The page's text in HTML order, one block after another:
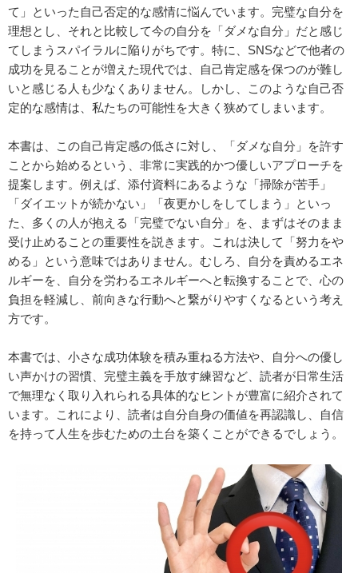
て」といった自己否定的な感情に悩んでいます。完璧な自分を
理想とし、それと比較して今の自分を「ダメな自分」だと感じ
てしまうスパイラルに陥りがちです。特に、SNSなどで他者の
成功を見ることが増えた現代では、自己肯定感を保つのが難し
いと感じる人も少なくありません。しかし、このような自己否
定的な感情は、私たちの可能性を大きく狭めてしまいます。
本書は、この自己肯定感の低さに対し、「ダメな自分」を許す
ことから始めるという、非常に実践的かつ優しいアプローチを
提案します。例えば、添付資料にあるような「掃除が苦手」
「ダイエットが続かない」「夜更かしをしてしまう」といっ
た、多くの人が抱える「完璧でない自分」を、まずはそのまま
受け止めることの重要性を説きます。これは決して「努力をや
める」という意味ではありません。むしろ、自分を責めるエネ
ルギーを、自分を労わるエネルギーへと転換することで、心の
負担を軽減し、前向きな行動へと繋がりやすくなるという考え
方です。
本書では、小さな成功体験を積み重ねる方法や、自分への優し
い声かけの習慣、完璧主義を手放す練習など、読者が日常生活
で無理なく取り入れられる具体的なヒントが豊富に紹介されて
います。これにより、読者は自分自身の価値を再認識し、自信
を持って人生を歩むための土台を築くことができるでしょう。